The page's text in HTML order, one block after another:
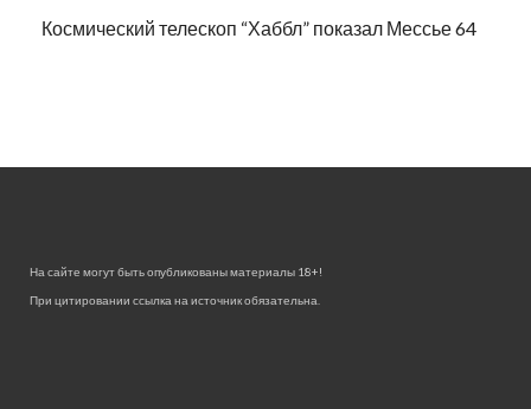
Космический телескоп “Хаббл” показал Мессье 64
На сайте могут быть опубликованы материалы 18+!
При цитировании ссылка на источник обязательна.